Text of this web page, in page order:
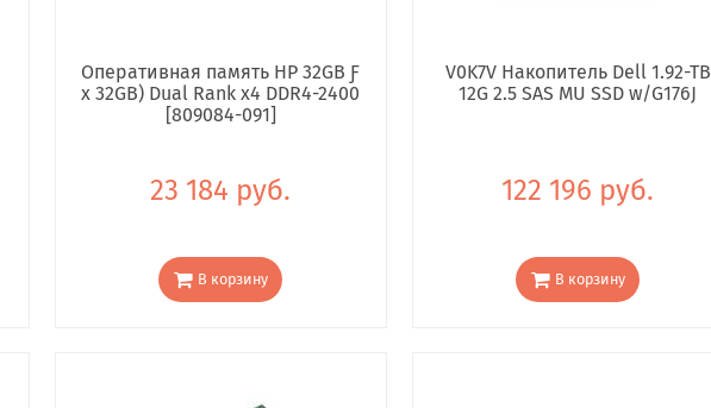
Оперативная память HP 32GB Ƒ
x 32GB) Dual Rank x4 DDR4-2400
[809084-091]
23 184 руб.
В корзину
V0K7V Накопитель Dell 1.92-TB
12G 2.5 SAS MU SSD w/G176J
122 196 руб.
В корзину